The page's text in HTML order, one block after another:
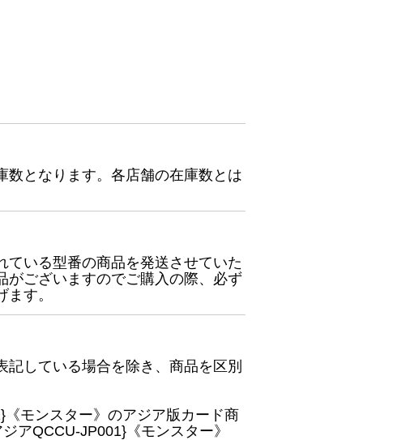
数となります。各店舗の在庫数とは
いる型番の商品を発送させていた
がございますのでご購入の際、必ず
す。
している場合を除き、商品を区別
モンスター》のアジア版カード商
アQCCU-JP001}《モンスター》